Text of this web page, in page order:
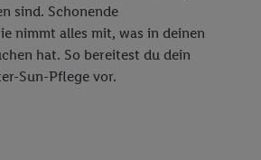
sind. Schonende
nimmt alles mit, was in deinen
hat. So bereitest du dein
Sun-Pflege vor.